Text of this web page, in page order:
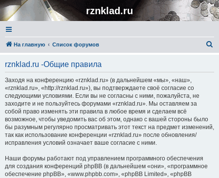
rznklad.ru
На главную Список форумов
rznklad.ru -Общие правила
Заходя на конференцию «rznklad.ru» (в дальнейшем «мы», «наш»,
«rznklad.ru», «http://rznklad.ru»), вы подтверждаете своё согласие со
следующими условиями. Если вы не согласны с ними, пожалуйста, не
заходите и не пользуйтесь форумами «rznklad.ru». Мы оставляем за
собой право изменять эти правила в любое время и сделаем всё
возможное, чтобы уведомить вас об этом, однако с вашей стороны было
бы разумным регулярно просматривать этот текст на предмет изменений,
так как использование конференции «rznklad.ru» после обновления/
исправления условий означает ваше согласие с ними.
Наши форумы работают под управлением программного обеспечения
для создания конференций phpBB (в дальнейшем «они», «программное
обеспечение phpBB», «www.phpbb.com», «phpBB Limited», «phpBB